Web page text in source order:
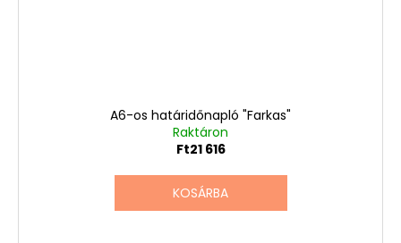
A6-os határidőnapló "Farkas"
Raktáron
Ft21 616
KOSÁRBA